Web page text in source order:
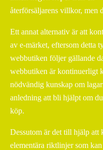
återförsäljarens villkor, men
Ett annat alternativ är att
av e-märket, eftersom detta
webbutiken följer gällande
webbutiken är kontinuerligt
nödvändig kunskap om
anledning att bli hjälpt om
köp.
Dessutom är det till hjälp att
elementära riktlinjer som